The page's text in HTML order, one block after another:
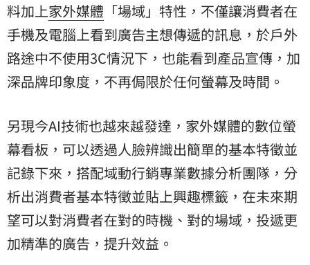
料加上家外媒體 「場域」特性，不僅讓消費者在
手機及電腦上看到廣告主想傳遞的訊息，於戶外
路途中不使用3C情況下，也能看到產品宣傳，加
深品牌印象度，不再侷限於任何螢幕及時間。
另現今AI技術也越來越發達，家外媒體的數位螢
幕看板，可以透過人臉辨識出簡單的基本特徵並
記錄下來，搭配域動行銷專業數據分析團隊，分
析出消費者基本特徵並貼上興趣標籤，在未來期
望可以對消費者在對的時機、對的場域，投遞更
加精準的廣告，提升效益。